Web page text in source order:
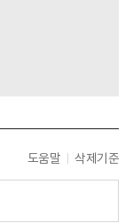
도움말 삭제기준